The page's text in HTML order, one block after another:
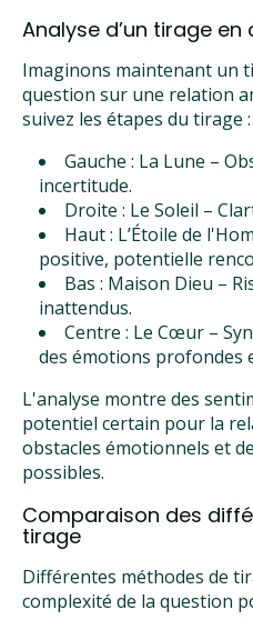
Analyse d’un tirage en
Imaginons maintenant un
question sur une relation
suivez les étapes du tirage :
Gauche : La Lune –
incertitude.
Droite : Le Soleil –
Haut : L’Étoile de
positive, potentielle
Bas : Maison Dieu –
inattendus.
Centre : Le Cœur –
des émotions profondes
L'analyse montre des
potentiel certain pour la
obstacles émotionnels et
possibles.
Comparaison des
tirage
Différentes méthodes de
complexité de la question